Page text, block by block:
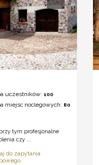
uczestników:100
miejsc noclegowych: 80
tym profesjonalne
czy ...